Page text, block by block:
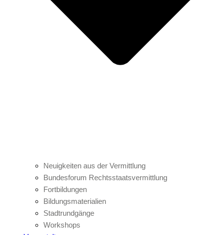
Neuigkeiten aus der Vermittlung
Bundesforum Rechtsstaatsvermittlung
Fortbildungen
Bildungsmaterialien
Stadtrundgänge
Workshops